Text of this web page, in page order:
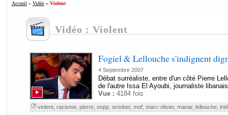
Accueil » Vidéo» Violent
Vidéo : Violent
Fogiel & Lellouche s'indignent
4 Septembre 2007
Débat surréaliste, entre d'un côté Pierre
de l'autre Issa El Ayoubi, journaliste
Vue : 4184 fois
violent, racisme, pierre, onpp, october, mof, marc-olivier, manar, lellouche,